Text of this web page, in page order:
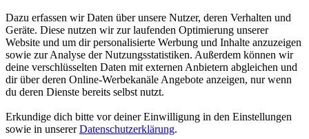
Dazu erfassen wir Daten über unsere Nutzer, deren Verhalten und
Geräte. Diese nutzen wir zur laufenden Optimierung unserer
Website und um dir personalisierte Werbung und Inhalte anzuzeigen
sowie zur Analyse der Nutzungsstatistiken. Außerdem können wir
deine verschlüsselten Daten mit externen Anbietern abgleichen und
dir über deren Online-Werbekanäle Angebote anzeigen, nur wenn
du deren Dienste bereits selbst nutzt.
Erkundige dich bitte vor deiner Einwilligung in den Einstellungen
sowie in unsererDatenschutzerklärung.